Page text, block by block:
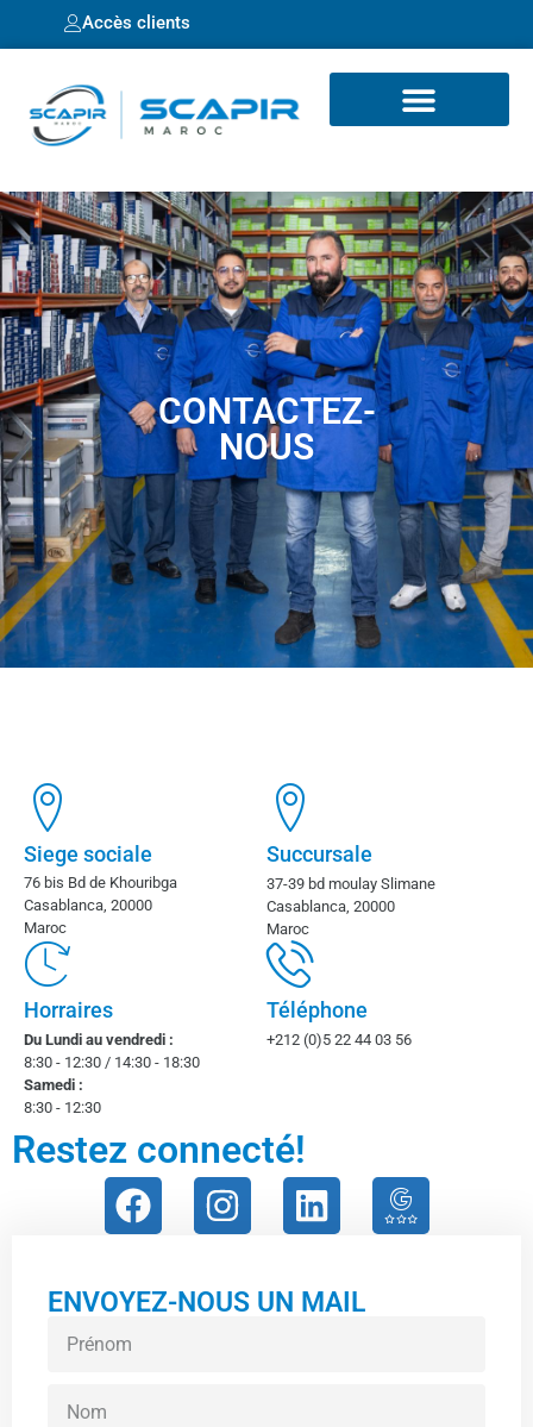
Accès clients
CONTACTEZ-
NOUS
Restez connecté!
Siege sociale
76 bis Bd de Khouribga
Casablanca, 20000
Maroc
Succursale
37-39 bd moulay Slimane
Casablanca, 20000
Maroc
Horraires
Du Lundi au vendredi :
8:30 - 12:30 / 14:30 - 18:30
Samedi :
8:30 - 12:30
Téléphone
+212 (0)5 22 44 03 56
ENVOYEZ-NOUS UN MAIL